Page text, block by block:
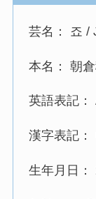
芸名： 죠 /
本名： 朝
英語表記：
漢字表記：
生年月日：